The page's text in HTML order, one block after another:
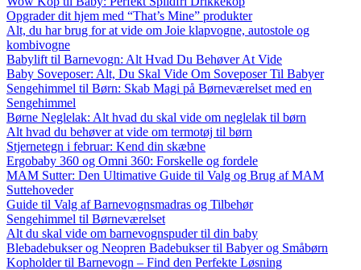
Opgrader dit hjem med “That’s Mine” produkter
Alt, du har brug for at vide om Joie klapvogne, autostole og
kombivogne
Babylift til Barnevogn: Alt Hvad Du Behøver At Vide
Baby Soveposer: Alt, Du Skal Vide Om Soveposer Til Babyer
Sengehimmel til Børn: Skab Magi på Børneværelset med en
Sengehimmel
Børne Neglelak: Alt hvad du skal vide om neglelak til børn
Alt hvad du behøver at vide om termotøj til børn
Stjernetegn i februar: Kend din skæbne
Ergobaby 360 og Omni 360: Forskelle og fordele
MAM Sutter: Den Ultimative Guide til Valg og Brug af MAM
Suttehoveder
Guide til Valg af Barnevognsmadras og Tilbehør
Sengehimmel til Børneværelset
Alt du skal vide om barnevognspuder til din baby
Blebadebukser og Neopren Badebukser til Babyer og Småbørn
Kopholder til Barnevogn – Find den Perfekte Løsning